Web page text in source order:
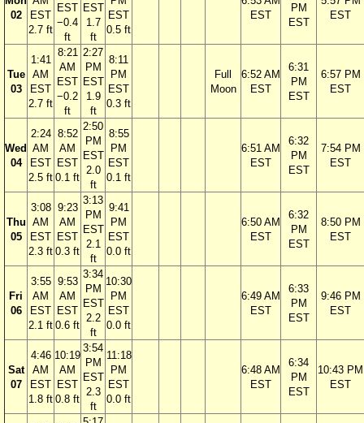
02
EST
2.7 ft
EST
−0.4
ft
EST
1.7
ft
EST
0.5 ft
EST
PM
EST
EST
Tue
03
1:41
AM
EST
2.7 ft
8:21
AM
EST
−0.2
ft
2:27
PM
EST
1.9
ft
8:11
PM
EST
0.3 ft
Full
Moon
6:52 AM
EST
6:31
PM
EST
6:57 PM
EST
Wed
04
2:24
AM
EST
2.5 ft
8:52
AM
EST
0.1 ft
2:50
PM
EST
2.0
ft
8:55
PM
EST
0.1 ft
6:51 AM
EST
6:32
PM
EST
7:54 PM
EST
Thu
05
3:08
AM
EST
2.3 ft
9:23
AM
EST
0.3 ft
3:13
PM
EST
2.1
ft
9:41
PM
EST
0.0 ft
6:50 AM
EST
6:32
PM
EST
8:50 PM
EST
Fri
06
3:55
AM
EST
2.1 ft
9:53
AM
EST
0.6 ft
3:34
PM
EST
2.2
ft
10:30
PM
EST
0.0 ft
6:49 AM
EST
6:33
PM
EST
9:46 PM
EST
Sat
07
4:46
AM
EST
1.8 ft
10:19
AM
EST
0.8 ft
3:54
PM
EST
2.3
ft
11:18
PM
EST
0.0 ft
6:48 AM
EST
6:34
PM
EST
10:43 PM
EST